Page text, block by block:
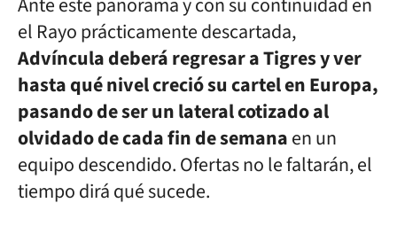
el Rayo prácticamente descartada,
Advíncula deberá regresar a Tigres y ver
hasta qué nivel creció su cartel en Europa,
pasando de ser un lateral cotizado al
olvidado de cada fin de semanaen un
equipo descendido. Ofertas no le faltarán, el
tiempo dirá qué sucede.